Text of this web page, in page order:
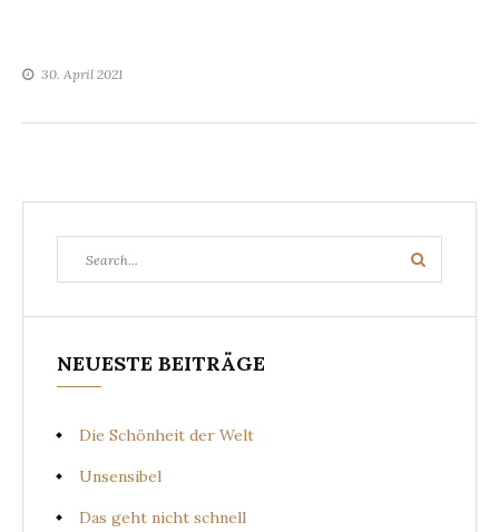
30. April 2021
for:
Search
NEUESTE BEITRÄGE
Die Schönheit der Welt
Unsensibel
Das geht nicht schnell